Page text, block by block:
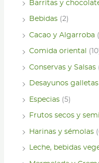
Barritas y
Bebidas (2)
Cacao y Algarroba
Comida oriental
Conservas y Salsas
Desayunos
Especias (5)
Frutos secos y
Harinas y sémolas
Leche, bebidas